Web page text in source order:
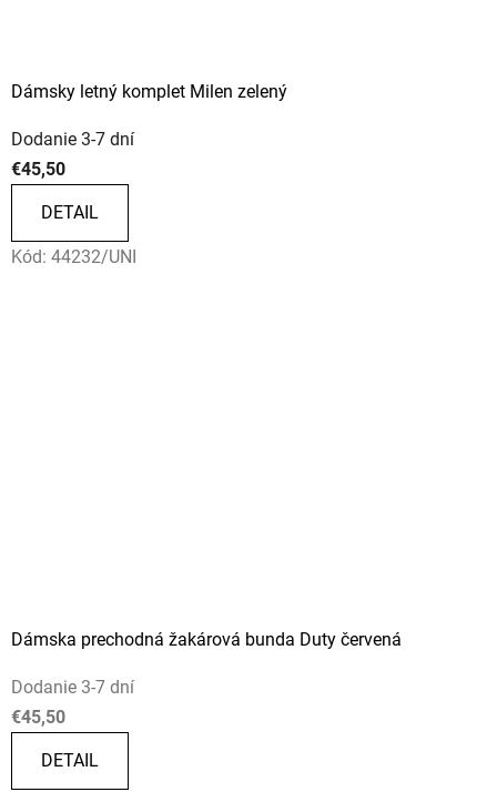
Dámsky letný komplet Milen zelený
Dodanie 3-7 dní
€45,50
DETAIL
Kód: 44232/UNI
Dámska prechodná žakárová bunda Duty červená
Dodanie 3-7 dní
€45,50
DETAIL